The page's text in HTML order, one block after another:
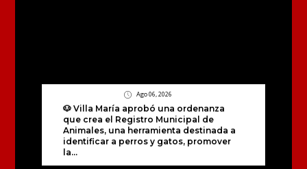
Ago 06, 2026
🐶 Villa María aprobó una ordenanza
que crea el Registro Municipal de
Animales, una herramienta destinada a
identificar a perros y gatos, promover
la...